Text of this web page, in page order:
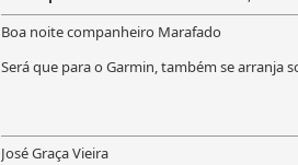
Boa noite companheiro Marafado
Será que para o Garmin, também se arranja
José Graça Vieira